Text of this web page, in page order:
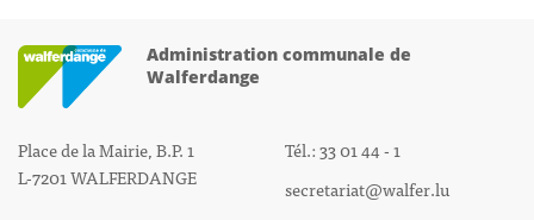
Administration communale de
Walferdange
Place de la Mairie, B.P. 1
L-7201 WALFERDANGE
Tél.: 33 01 44 - 1
secretariat@walfer.lu